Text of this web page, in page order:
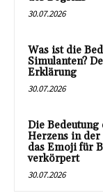
30.07.2026
Was ist die
Simulanten?
Erklärung
30.07.2026
Die Bedeutung
Herzens in der
das Emoji für
verkörpert
30.07.2026